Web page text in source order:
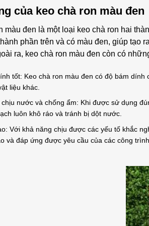
của keo chà ron màu đen
màu đen là một loại keo chà ron hai
phần trên và có màu đen, giúp tạo
ra, keo chà ron màu đen còn có
tốt: Keo chà ron màu đen có độ bám
liệu khác.
chịu nước và chống ẩm: Khi được sử dụng
luôn khô ráo và tránh bị dột nước.
Với khả năng chịu được các yếu tố khắc
và đáp ứng được yêu cầu của các công